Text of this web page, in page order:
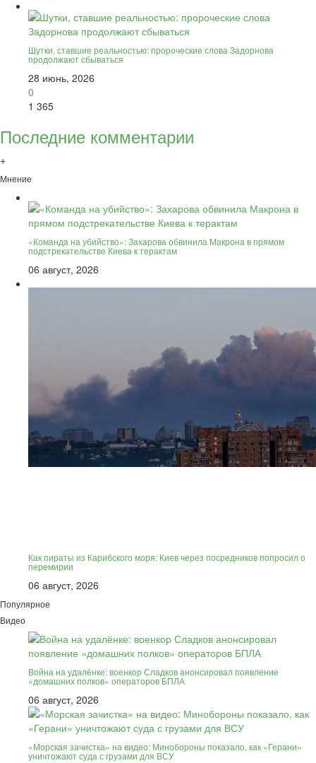
Шутки, ставшие реальностью: пророческие слова Задорнова
продолжают сбываться
28 июнь, 2026
0
1 365
Последние комментарии
+
Мнение
«Команда на убийство»: Захарова обвинила Макрона в прямом
подстрекательстве Киева к терактам
06 август, 2026
Как пираты из Карибского моря: Киев через посредников попросил о
перемирии
06 август, 2026
Популярное
Видео
Война на удалёнке: военкор Сладков анонсировал появление
«домашних полков» операторов БПЛА
06 август, 2026
«Морская зачистка» на видео: Минобороны показало, как «Герани»
уничтожают суда с грузами для ВСУ